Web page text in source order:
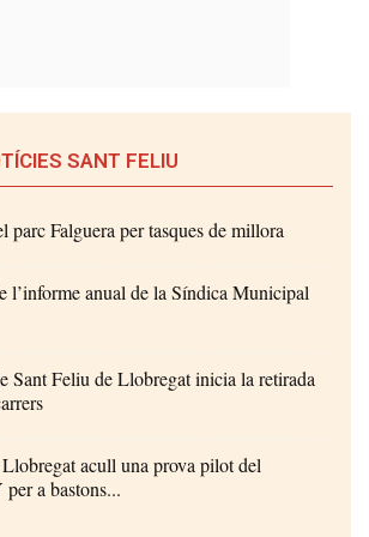
SANT FELIU
parc Falguera per tasques de millora
l’informe anual de la Síndica Municipal
Sant Feliu de Llobregat inicia la retirada
acull una prova pilot del
a bastons...